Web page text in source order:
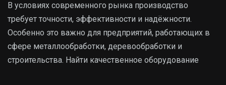
В условиях современного рынка производство
требует точности, эффективности и надёжности.
Особенно это важно для предприятий, работающих в
сфере металлообработки, деревообработки и
строительства. Найти качественное оборудование